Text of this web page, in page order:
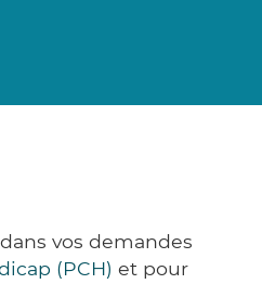
vos demandes
(PCH) et pour